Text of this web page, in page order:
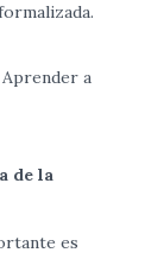
de la
es